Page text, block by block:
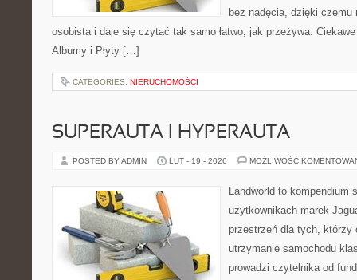
bez nadęcia, dzięki
osobista i daje się czytać tak samo łatwo, jak przeżywa.
Albumy i Płyty […]
CATEGORIES: NIERUCHOMOŚCI
SUPERAUTA I HYPERAUTA
POSTED BY ADMIN LUT - 19 - 2026 MOŻLIWOŚĆ
Landworld to kompendium
użytkownikach marek
przestrzeń dla tych, którzy
utrzymanie samochodu
prowadzi czytelnika od